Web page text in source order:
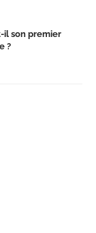
il son premier
?